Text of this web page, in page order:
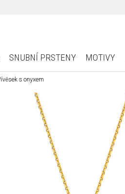
SNUBNÍ PRSTENY MOTIVY
s onyxem